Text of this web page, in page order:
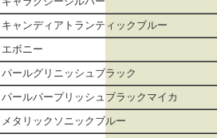
キャンディアトランティックブルー
エボニー
パールグリニッシュブラック
パールパープリッシュブラックマイカ
メタリックソニックブルー